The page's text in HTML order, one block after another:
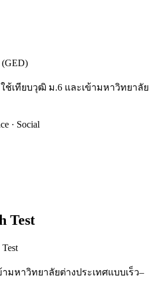
ช้เทียบวุฒิ ม.6 และเข้ามหาวิทยาลัย
· Social
Test
มหาวิทยาลัยต่างประเทศแบบเร็ว–